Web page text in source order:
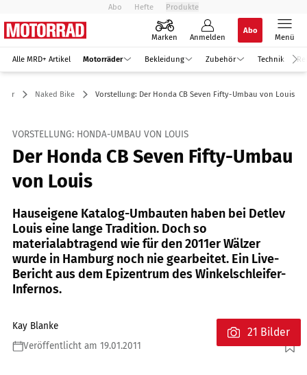
Abo Hefte Produkte
Marken Anmelden
Abo
Menü
Alle MRD+ Artikel Motorräder Bekleidung Zubehör Technik
Naked Bike Vorstellung: Der Honda CB Seven Fifty-Umbau von Louis
VORSTELLUNG: HONDA-UMBAU VON LOUIS
Der Honda CB Seven Fifty-Umbau
von Louis
Hauseigene Katalog-Umbauten haben bei Detlev
Louis eine lange Tradition. Doch so
materialabtragend wie für den 2011er Wälzer
wurde in Hamburg noch nie gearbeitet. Ein Live-
Bericht aus dem Epizentrum des Winkelschleifer-
Infernos.
Kay Blanke
Veröffentlicht am 19.01.2011
Foto: Louis
21 Bilder